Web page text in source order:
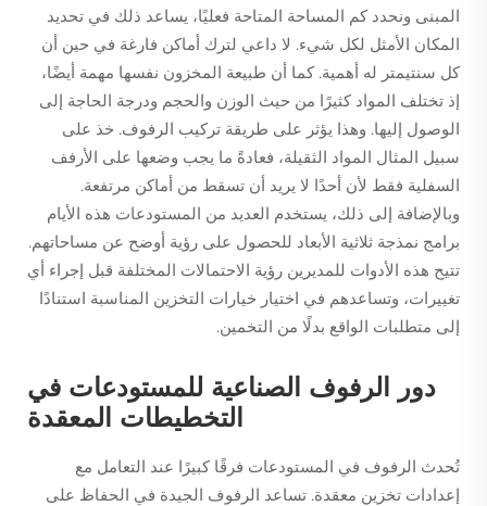
المبنى ونحدد كم المساحة المتاحة فعليًا، يساعد ذلك في تحديد
المكان الأمثل لكل شيء. لا داعي لترك أماكن فارغة في حين أن
كل سنتيمتر له أهمية. كما أن طبيعة المخزون نفسها مهمة أيضًا،
إذ تختلف المواد كثيرًا من حيث الوزن والحجم ودرجة الحاجة إلى
الوصول إليها. وهذا يؤثر على طريقة تركيب الرفوف. خذ على
سبيل المثال المواد الثقيلة، فعادةً ما يجب وضعها على الأرفف
السفلية فقط لأن أحدًا لا يريد أن تسقط من أماكن مرتفعة.
وبالإضافة إلى ذلك، يستخدم العديد من المستودعات هذه الأيام
برامج نمذجة ثلاثية الأبعاد للحصول على رؤية أوضح عن مساحاتهم.
تتيح هذه الأدوات للمديرين رؤية الاحتمالات المختلفة قبل إجراء أي
تغييرات، وتساعدهم في اختيار خيارات التخزين المناسبة استنادًا
إلى متطلبات الواقع بدلًا من التخمين.
دور الرفوف الصناعية للمستودعات في
التخطيطات المعقدة
تُحدث الرفوف في المستودعات فرقًا كبيرًا عند التعامل مع
إعدادات تخزين معقدة. تساعد الرفوف الجيدة في الحفاظ على